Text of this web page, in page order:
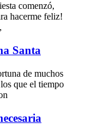
comenzó,
hacerme feliz!
Santa
de muchos
que el tiempo